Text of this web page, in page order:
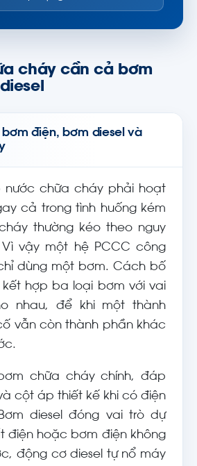
cháy cần cả bơm
bơm điện, bơm diesel và
nước chữa cháy phải hoạt
cả trong tình huống kém
thường kéo theo nguy
vậy một hệ PCCC công
dùng một bơm. Cách bố
hợp ba loại bơm với vai
nhau, để khi một thành
vẫn còn thành phần khác
chữa cháy chính, đáp
cột áp thiết kế khi có điện
diesel đóng vai trò dự
điện hoặc bơm điện không
động cơ diesel tự nổ máy